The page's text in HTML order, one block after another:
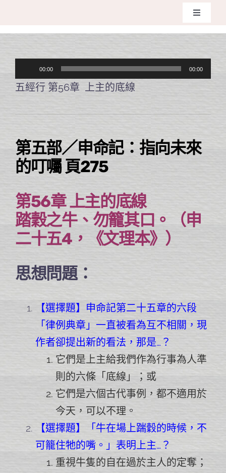
Toggle
關於我們
課程報名
Search
訊
放
00:00 00:00
五經行 第56章 上主的底線
第五部／申命記：指向未來
的叮囑 頁275
第56章 上主的底線
踏穀之牛、勿籠其口。（申
二十五4，《文理本》）
思想問題：
【選擇題】申命記第二十五章的六段
「律例典章」一直被看為互不相關，現
作者卻提出新的看法，那是…？
它們是上主給我們作為行事為人準
則的六條「底線」；或
它們是六個古代事例，都不適用於
今天，可以不理。
【選擇題】「牛在場上踹穀的時候，不
可籠住牠的嘴。」表明上主…？
重視牛隻的自在過於主人的定奪；